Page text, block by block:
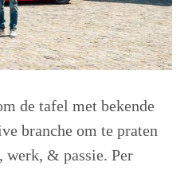
de tafel met bekende
branche om te praten
werk, & passie. Per